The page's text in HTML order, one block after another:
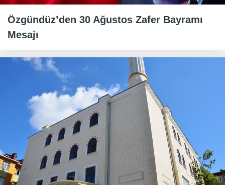
Özgündüz’den 30 Ağustos Zafer Bayramı
Mesajı